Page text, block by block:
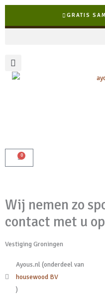
Ga
de
GRATIS
0
Winkelwagen
✓ Snelle
Wij nemen zo
contact met u
Vestiging Groningen
Ayous.nl (onderdeel van
housewood BV
)